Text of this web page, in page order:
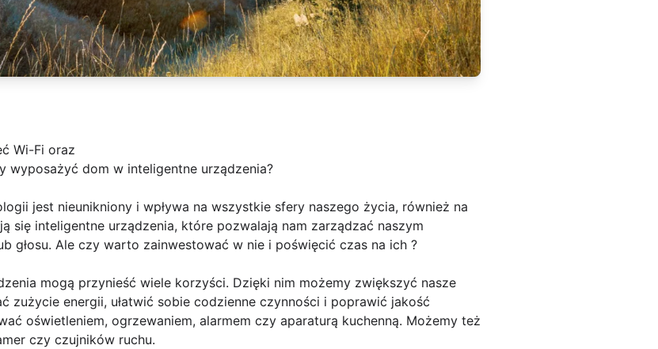
Wi-Fi oraz
dom w inteligentne urządzenia?
jest nieunikniony i wpływa na wszystkie sfery naszego życia, również na
się inteligentne urządzenia, które pozwalają nam zarządzać naszym
głosu. Ale czy warto zainwestować w nie i poświęcić czas na ich ?
mogą przynieść wiele korzyści. Dzięki nim możemy zwiększyć nasze
zużycie energii, ułatwić sobie codzienne czynności i poprawić jakość
oświetleniem, ogrzewaniem, alarmem czy aparaturą kuchenną. Możemy też
czy czujników ruchu.